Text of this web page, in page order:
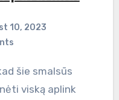
10, 2023
viską aplink